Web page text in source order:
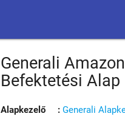
Generali
Befektetési
Alapkezelő : Generali